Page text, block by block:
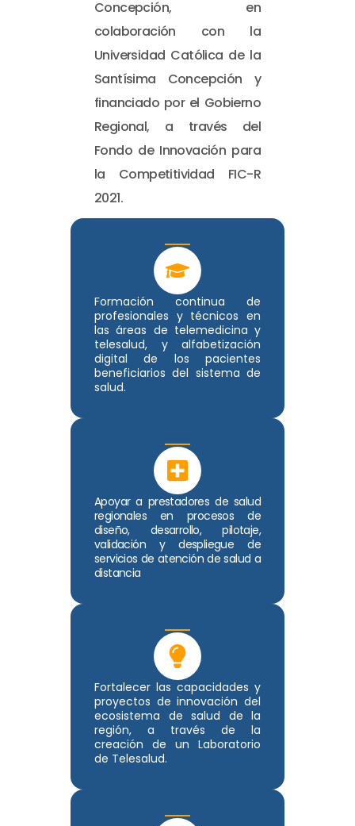
Formación continua de
profesionales y técnicos en
las áreas de telemedicina y
telesalud, y alfabetización
digital de los pacientes
beneficiarios del sistema de
salud.
Apoyar a prestadores de salud
regionales en procesos de
diseño, desarrollo, pilotaje,
validación y despliegue de
servicios de atención de salud a
distancia
Fortalecer las capacidades y
proyectos de innovación del
ecosistema de salud de la
región, a través de la
creación de un Laboratorio
de Telesalud.
Concepción, en
colaboración con la
Universidad Católica de la
Santísima Concepción y
financiado por el Gobierno
Regional, a través del
Fondo de Innovación para
la Competitividad FIC-R
2021.